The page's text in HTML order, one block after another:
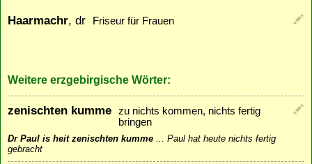
Haarmachr, dr Friseur für Frauen
Weitere erzgebirgische Wörter:
zenischten kumme
zu nichts kommen, nichts fertig
bringen
Dr Paul is heit zenischten kumme ... Paul hat heute nichts fertig
gebracht